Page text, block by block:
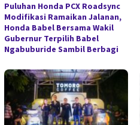
Puluhan Honda PCX Roadsync
Modifikasi Ramaikan Jalanan,
Honda Babel Bersama Wakil
Gubernur Terpilih Babel
Ngabuburide Sambil Berbagi